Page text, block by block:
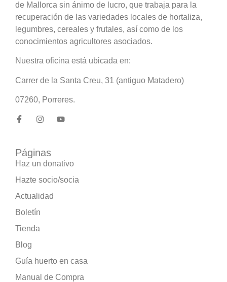
de Mallorca sin ánimo de lucro, que trabaja para la
recuperación de las variedades locales de hortaliza,
legumbres, cereales y frutales, así como de los
conocimientos agricultores asociados.
Nuestra oficina está ubicada en:
Carrer de la Santa Creu, 31 (antiguo Matadero)
07260, Porreres.
Páginas
Haz un donativo
Hazte socio/socia
Actualidad
Boletín
Tienda
Blog
Guía huerto en casa
Manual de Compra